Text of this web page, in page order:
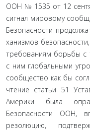
ООН № 1535 от 12
сигнал мировому
Безопасности
ханизмов
требованиям борьбы с
с ним глобальными
сообщество как бы
чтение статьи 51
Амери­ки была
Безопасности ООН,
резолюцию,